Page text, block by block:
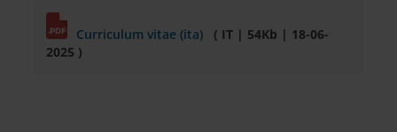
Curriculum vitae (ita)
( IT | 54Kb | 18-06-
2025 )